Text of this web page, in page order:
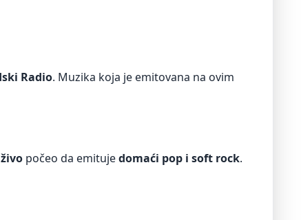
Radio. Muzika koja je emitovana na ovim
počeo da emitujedomaći pop i soft rock.